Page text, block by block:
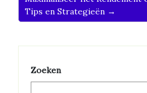
Tips en Strategieën →
Zoeken